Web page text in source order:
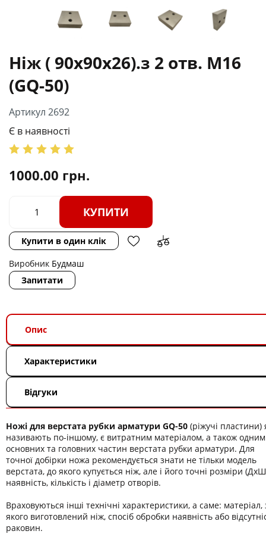
Ніж ( 90х90х26).з 2 отв. М16
(GQ-50)
Артикул 2692
Є в наявності
1000.00 грн.
КУПИТИ
Купити в один клік
Виробник Будмаш
Запитати
Опис
Характеристики
Відгуки
Ножі для верстата рубки арматури GQ-50 (ріжучі пластини)
називають по-іншому, є витратним матеріалом, а також
основних та головних частин верстата рубки арматури. Для
точної добірки ножа рекомендується знати не тільки модель
верстата, до якого купується ніж, але і його точні розміри
наявність, кількість і діаметр отворів.
Враховуються інші технічні характеристики, а саме: матеріал,
якого виготовлений ніж, спосіб обробки наявність або
раковин.